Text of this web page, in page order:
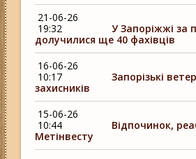
21-06-26
19:32
У Запоріжжі за
долучилися ще 40 фахівців
16-06-26
10:17
Запорізькі
захисників
15-06-26
10:44
Відпочинок,
Метінвесту